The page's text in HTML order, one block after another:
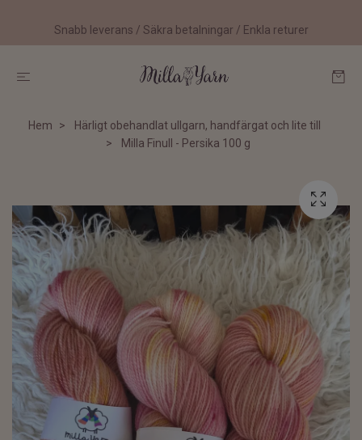
Snabb leverans / Säkra betalningar / Enkla returer
Hem
Härligt obehandlat ullgarn, handfärgat och lite till
Milla Finull - Persika 100 g